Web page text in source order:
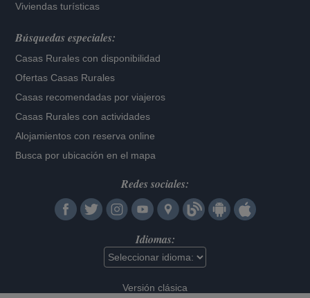
Viviendas turísticas
Búsquedas especiales:
Casas Rurales con disponibilidad
Ofertas Casas Rurales
Casas recomendadas por viajeros
Casas Rurales con actividades
Alojamientos con reserva online
Busca por ubicación en el mapa
Redes sociales:
Idiomas:
Versión clásica